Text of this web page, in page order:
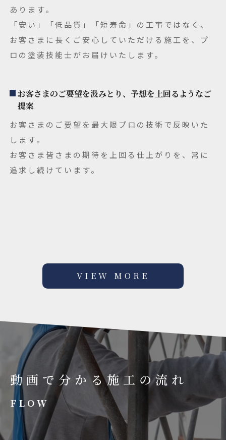
あります。
「安い」「低品質」「短寿命」の工事ではなく、
お客さまに長くご安心していただける施工を、プ
ロの塗装技能士がお届けいたします。
お客さまのご要望を汲みとり、予想を上回るようなご
提案
お客さまのご要望を最大限プロの技術で反映いた
します。
お客さま皆さまの期待を上回る仕上がりを、常に
追求し続けています。
VIEW MORE
動画で分かる施工の流れ
FLOW